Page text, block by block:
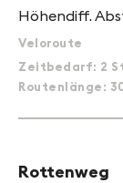
Höhendiff.
Veloroute
Zeitbedarf: 2
Routenlänge:
Rottenweg